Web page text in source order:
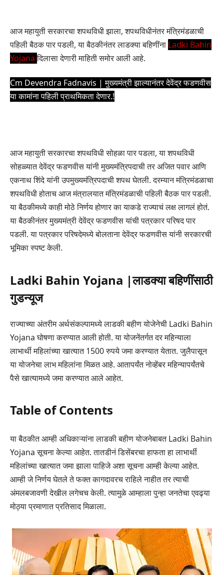
आज महायुती सरकारचा शपथविधी झाला, शपथविधीनंतर मंत्रिमंडळाची
पहिली बैठक पार पडली, या बैठकीनंतर लाडक्या बहिणींना Ladki Bahin
Yojana दिलासा देणारी माहिती समोर आली आहे.
Cm Devendra Fadnavis | मुख्यमंत्री झाल्यानंतर देवेंद्र फडणवीस
या कामांना पहिली प्राथमिकता देणार.!
आज महायुती सरकारचा शपथविधी सोहळा पार पडला, या शपथविधी
सोहळ्यात देवेंद्र फडणवीस यांनी मुख्यमंत्रिपदाची तर अजित पवार आणि
एकनाथ शिंदे यांनी उपमुख्यमंत्रिपदाची शपथ घेतली. दरम्यान मंत्रिमंडळाचा
शपथविधी होताच आज मंत्रालयात मंत्रिमंडळाची पहिली बैठक पार पडली.
या बैठकीमध्ये काही मोठे निर्णय होणार का याकडे राज्याचं लक्ष लागलं होतं.
या बैठकीनंतर मुख्यमंत्री देवेंद्र फडणवीस यांची पत्रकार परिषद पार
पडली. या पत्रकार परिषदेमध्ये बोलताना देवेंद्र फडणवीस यांनी सरकारची
भूमिका स्पष्ट केली.
Ladki Bahin Yojana |लाडक्या बहिणींसाठी
गुडन्यूज
राज्याच्या अंतरीम अर्थसंकल्पामध्ये लाडकी बहीण योजेनेची Ladki Bahin
Yojana घोषणा करण्यात आली होती. या योजनेंतर्गत दर महिन्याला
लाभार्थी महिलांच्या खात्यात 1500 रुपये जमा करण्यात येतात. जुलैपासून
या योजनेचा लाभ महिलांना मिळत आहे. आतापर्यंत नोव्हेंबर महिन्यापर्यंतचे
पैसे खात्यामध्ये जमा करण्यात आले आहेत.
Table of Contents
या बैठकीत आम्ही अधिकाऱ्यांना लाडकी बहीण योजनेबाबत Ladki Bahin
Yojana सूचना केल्या आहेत. तातडीनं डिसेंबरचा हाफता हा लाभार्थी
महिलांच्या खात्यात जमा झाला पाहिजे अशा सूचना आम्ही केल्या आहेत.
आम्ही जे निर्णय घेतले ते फक्त कागदावरच राहिले नाहीत तर त्याची
अंमलबजावणी देखील लगेचच केली. त्यामुळे आम्हाला पुन्हा जनतेचा एवढ्या
मोठ्या प्रमाणात प्रतिसाद मिळाला.